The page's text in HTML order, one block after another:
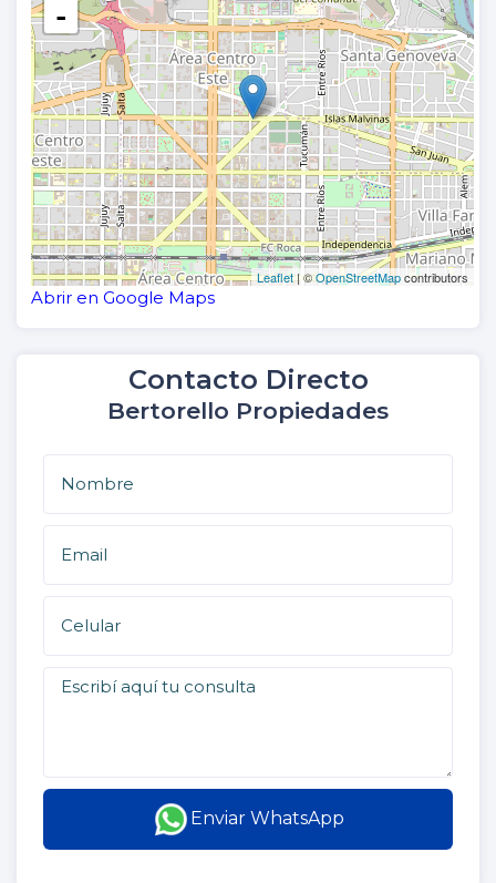
-
Leaflet| ©OpenStreetMapcontributors
Abrir en Google Maps
Contacto Directo
Bertorello Propiedades
Enviar WhatsApp